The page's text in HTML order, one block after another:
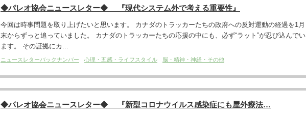
◆パレオ協会ニュースレター◆ 『現代システム外で考える重要性』
今回は時事問題を取り上げたいと思います。 カナダのトラッカーたちの政府への反対運動の経過を1月
末からずっと追っていました。 カナダのトラッカーたちの応援の中にも、必ず“ラット”が忍び込んでい
ます。 その証拠にカ...
ニュースレターバックナンバー 心理・五感・ライフスタイル 脳・精神・神経・その他
◆パレオ協会ニュースレター◆ 『新型コロナウイルス感染症にも屋外療法…